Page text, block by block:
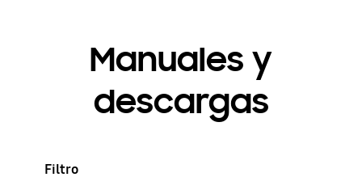
Manuales y
descargas
Filtro